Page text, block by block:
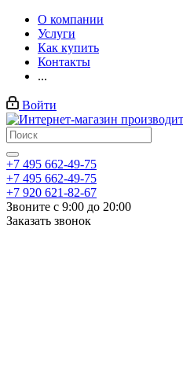
О компании
Услуги
Как купить
Контакты
...
Войти
+7 495 662-49-75
+7 495 662-49-75
+7 920 621-82-67
Звоните с 9:00 до 20:00
Заказать звонок